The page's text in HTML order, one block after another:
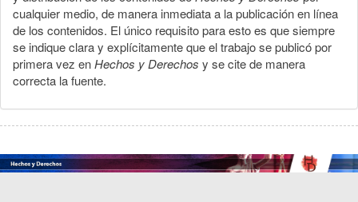
cualquier medio, de manera inmediata a la publicación en línea
de los contenidos. El único requisito para esto es que siempre
se indique clara y explícitamente que el trabajo se publicó por
primera vez enHechos y Derechos y se cite de manera
correcta la fuente.